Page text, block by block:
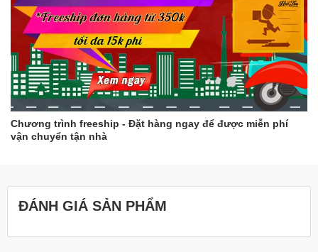
Chương trình freeship - Đặt hàng ngay để được miễn phí
vận chuyển tận nhà
ĐÁNH GIÁ SẢN PHẨM